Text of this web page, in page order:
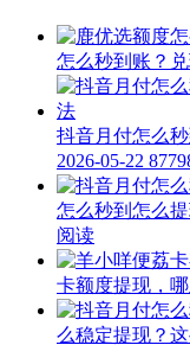
怎么秒到账？
抖音月付怎么
2026-05-22
怎么秒到怎么
阅读
卡额度提现，
么稳定提现？